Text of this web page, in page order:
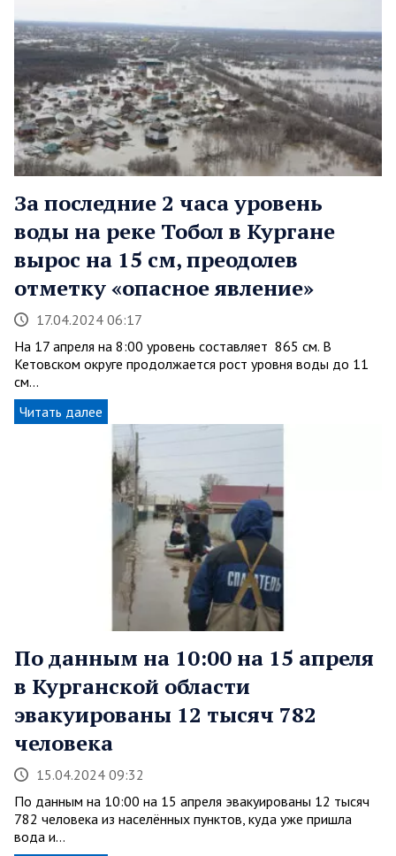
За последние 2 часа уровень
воды на реке Тобол в Кургане
вырос на 15 см, преодолев
отметку «опасное явление»
17.04.2024 06:17
На 17 апреля на 8:00 уровень составляет 865 см. В
Кетовском округе продолжается рост уровня воды до 11
см…
Читать далее
По данным на 10:00 на 15 апреля
в Курганской области
эвакуированы 12 тысяч 782
человека
15.04.2024 09:32
По данным на 10:00 на 15 апреля эвакуированы 12 тысяч
782 человека из населённых пунктов, куда уже пришла
вода и…